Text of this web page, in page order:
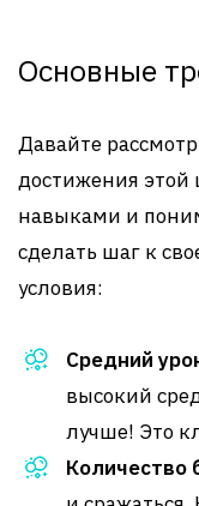
Основные
Давайте
достижения
навыками и
сделать шаг к
условия:
Средний
высокий
лучше! Это
Количество